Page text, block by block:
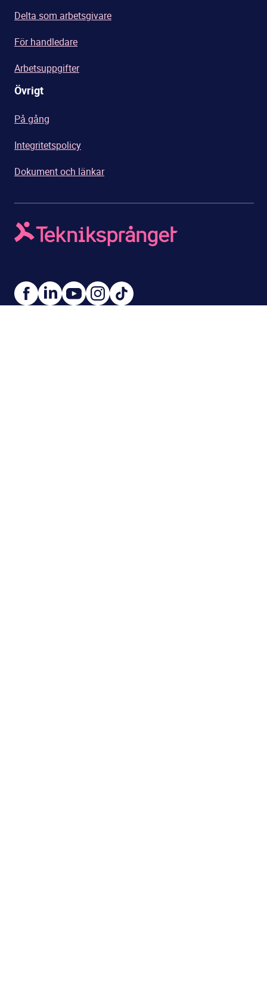
Delta som arbetsgivare
För handledare
Arbetsuppgifter
Övrigt
På gång
Integritetspolicy
Dokument och länkar